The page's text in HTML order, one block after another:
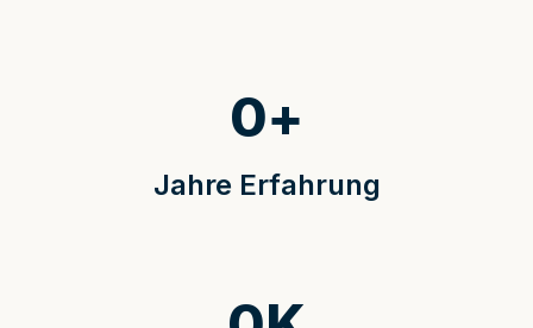
Jahre Erfahrung
0+